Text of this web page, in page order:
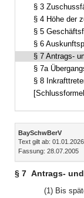
§ 3
§ 4 Höhe der
§ 5
§ 6
§ 7 Antrags-
§ 7a
§ 8
Inhalt
BaySchwBerV
Text gilt ab: 01.01.2026
Fassung: 28.07.2005
§ 7 Antrags-
(1) Bis